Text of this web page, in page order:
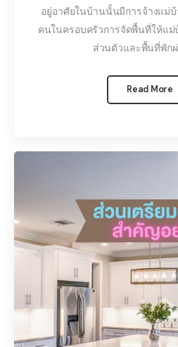
อยู่อาศัยในบ้านนั้นมีการจ้างแม่
คนในครอบครัวการจัดพื้นที่ให้แ
ส่วนตัวและพื้นที่พัก
Read More